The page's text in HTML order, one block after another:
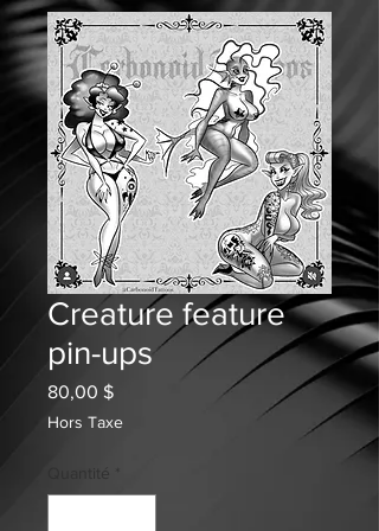
Creature feature
pin-ups
80,00 $Prix
Hors Taxe
*